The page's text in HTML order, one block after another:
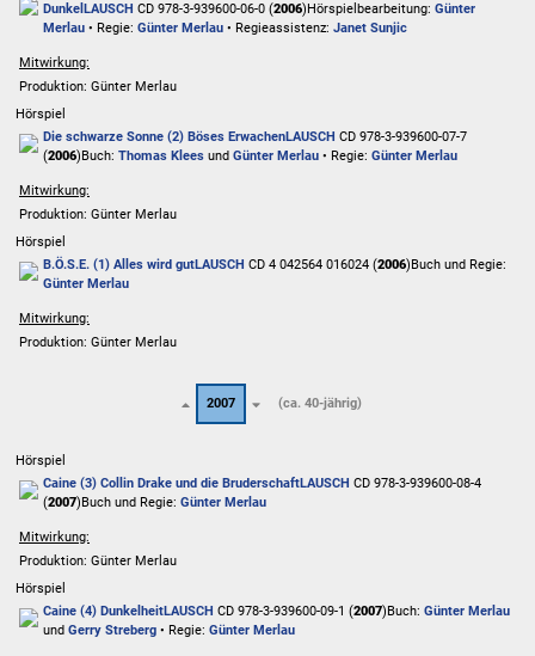
Dunkel LAUSCH CD 978-3-939600-06-0 (2006)Hörspielbearbeitung: Günter
Merlau • Regie: Günter Merlau • Regieassistenz: Janet Sunjic
Mitwirkung:
Produktion: Günter Merlau
Hörspiel
Die schwarze Sonne (2) Böses ErwachenLAUSCH CD 978-3-939600-07-7
(2006)Buch: Thomas Klees und Günter Merlau • Regie: Günter Merlau
Mitwirkung:
Produktion: Günter Merlau
Hörspiel
B.Ö.S.E. (1) Alles wird gutLAUSCH CD 4 042564 016024 (2006)Buch und Regie:
Günter Merlau
Mitwirkung:
Produktion: Günter Merlau
2007 (ca. 40-jährig)
Hörspiel
Caine (3) Collin Drake und die BruderschaftLAUSCH CD 978-3-939600-08-4
(2007)Buch und Regie: Günter Merlau
Mitwirkung:
Produktion: Günter Merlau
Hörspiel
Caine (4) DunkelheitLAUSCH CD 978-3-939600-09-1 (2007)Buch: Günter Merlau
und Gerry Streberg • Regie: Günter Merlau